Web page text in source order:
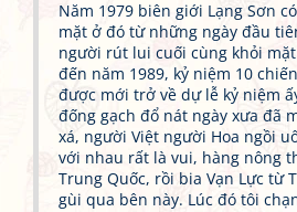
Năm 1979 biên giới Lạng Sơn
mặt ở đó từ những ngày đầu
người rút lui cuối cùng khỏi
đến năm 1989, kỷ niệm 10
được mới trở về dự lễ kỷ niệm
đống gạch đổ nát ngày xưa đã
xá, người Việt người Hoa ngồi
với nhau rất là vui, hàng nông
Trung Quốc, rồi bia Vạn Lực từ
gùi qua bên này. Lúc đó tôi